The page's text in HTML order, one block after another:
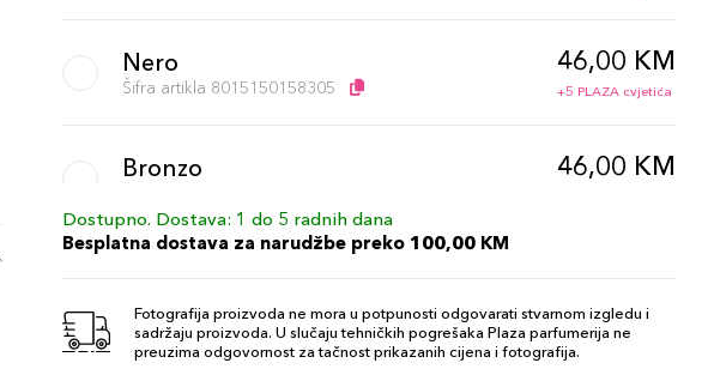
Nero
Šifra artikla 8015150158305
46,00 KM
+5 PLAZA cvjetića
Bronzo 46,00 KM
Dostupno. Dostava: 1 do 5 radnih dana
Besplatna dostava za narudžbe preko 100,00 KM
Fotografija proizvoda ne mora u potpunosti odgovarati stvarnom izgledu i
sadržaju proizvoda. U slučaju tehničkih pogrešaka Plaza parfumerija ne
preuzima odgovornost za tačnost prikazanih cijena i fotografija.